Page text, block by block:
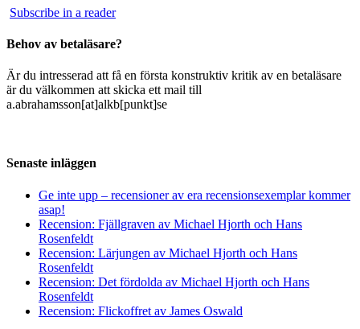
Subscribe in a reader
Behov av betaläsare?
Är du intresserad att få en första konstruktiv kritik av en betaläsare
är du välkommen att skicka ett mail till
a.abrahamsson[at]alkb[punkt]se
Senaste inläggen
Ge inte upp – recensioner av era recensionsexemplar kommer
asap!
Recension: Fjällgraven av Michael Hjorth och Hans
Rosenfeldt
Recension: Lärjungen av Michael Hjorth och Hans
Rosenfeldt
Recension: Det fördolda av Michael Hjorth och Hans
Rosenfeldt
Recension: Flickoffret av James Oswald